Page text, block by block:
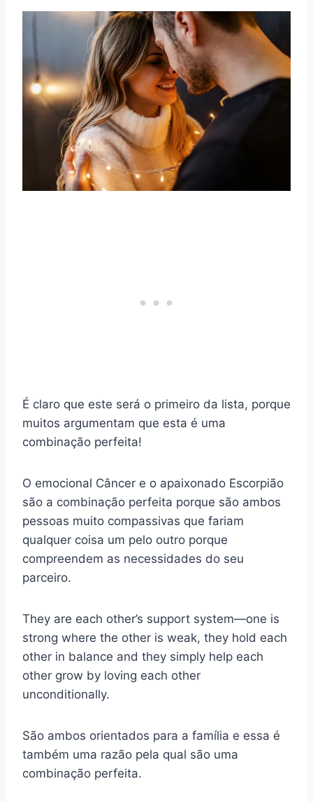
É claro que este será o primeiro da lista, porque
muitos argumentam que esta é uma
combinação perfeita!
O emocional Câncer e o apaixonado Escorpião
são a combinação perfeita porque são ambos
pessoas muito compassivas que fariam
qualquer coisa um pelo outro porque
compreendem as necessidades do seu
parceiro.
They are each other’s support system—one is
strong where the other is weak, they hold each
other in balance and they simply help each
other grow by loving each other
unconditionally.
São ambos orientados para a família e essa é
também uma razão pela qual são uma
combinação perfeita.